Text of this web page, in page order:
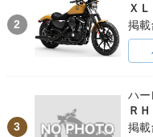
2
Ｘ
掲載
3
ハー
Ｒ
掲載